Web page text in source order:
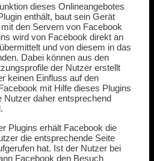
dieses Onlineangebotes
enthält, baut sein Gerät
den Servern von Facebook
wird von Facebook direkt an
und von diesem in das
Dabei können aus den
der Nutzer erstellt
keinen Einfluss auf den
mit Hilfe dieses Plugins
Nutzer daher entsprechend
Plugins erhält Facebook die
die entsprechende Seite
hat. Ist der Nutzer bei
Facebook den Besuch